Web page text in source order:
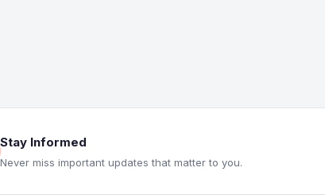
Stay Informed
Never miss important updates that matter to you.